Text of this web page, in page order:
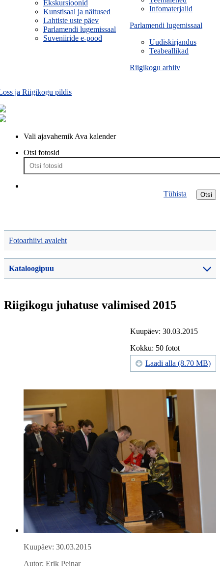
Infomaterjalid
Parlamendi lugemissaal
Uudiskirjandus
Teabeallikad
Riigikogu arhiiv
Ekskursioonid
Kunstisaal ja näitused
Lahtiste uste päev
Parlamendi lugemissaal
Suveniiride e-pood
ja Riigikogu pildis
Vali ajavahemik Ava kalender
Otsi fotosid
Otsi
Tühista
Fotoarhiivi avaleht
Kataloogipuu
Riigikogu juhatuse valimised 2015
Kuupäev: 30.03.2015
Kokku: 50 fotot
Laadi alla (8.70 MB)
Kuupäev: 30.03.2015
Autor: Erik Peinar